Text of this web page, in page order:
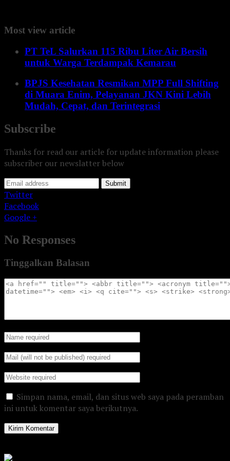
Most view article
PT TeL Salurkan 115 Ribu Liter Air Bersih
untuk Warga Terdampak Kemarau
BPJS Kesehatan Resmikan MPP Full Shifting
di Muara Enim, Pelayanan JKN Kini Lebih
Mudah, Cepat, dan Terintegrasi
Subscribe
Thanks for read our article for update information please
subscriber our newslatter below
Submit
Twitter
Facebook
Google +
No Responses
Tinggalkan Balasan
Simpan nama, email, dan situs web saya pada peramban
ini untuk komentar saya berikutnya.